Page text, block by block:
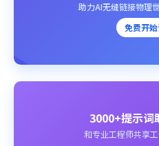
助力AI无缝链接物理
免费开
3000+提示词
和专业工程师共享